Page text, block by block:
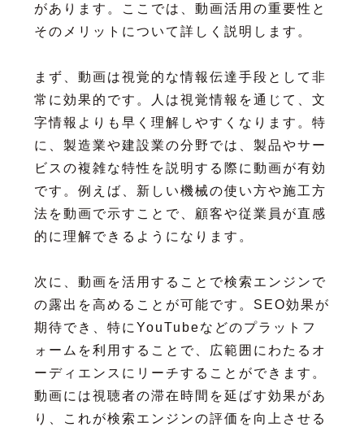
があります。ここでは、動画活用の重要性と
そのメリットについて詳しく説明します。
まず、動画は視覚的な情報伝達手段として非
常に効果的です。人は視覚情報を通じて、文
字情報よりも早く理解しやすくなります。特
に、製造業や建設業の分野では、製品やサー
ビスの複雑な特性を説明する際に動画が有効
です。例えば、新しい機械の使い方や施工方
法を動画で示すことで、顧客や従業員が直感
的に理解できるようになります。
次に、動画を活用することで検索エンジンで
の露出を高めることが可能です。SEO効果が
期待でき、特にYouTubeなどのプラットフ
ォームを利用することで、広範囲にわたるオ
ーディエンスにリーチすることができます。
動画には視聴者の滞在時間を延ばす効果があ
り、これが検索エンジンの評価を向上させる